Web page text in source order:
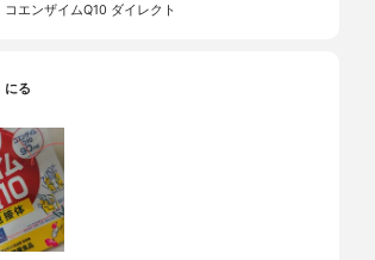
コエンザイムQ10 ダイレクト
にる